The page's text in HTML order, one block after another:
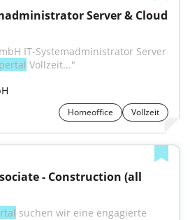
Server & Cloud
IT-Systemadministrator Server
Vollzeit..."
Homeoffice Vollzeit
- Construction (all
suchen wir eine engagierte